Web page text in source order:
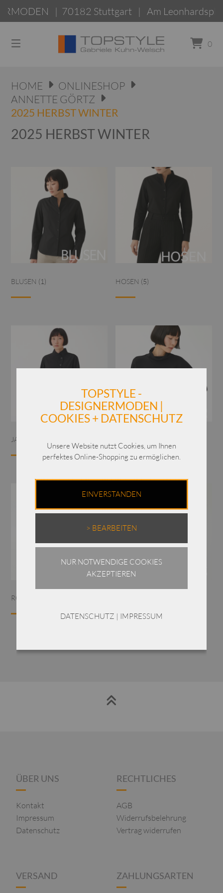
Springen
Inhalt
| 70182 Stuttgart | Am
0
HOME
ONLINESHOP
ANNETTE GÖRTZ
2025 HERBST WINTER
2025 HERBST WINTER
BLUSEN (1) HOSEN (5)
JACKEN
RÖCKE
ÜBER UNS
Kontakt
Impressum
Datenschutz
RECHTLICHES
AGB
Widerrufsbelehrung
Vertrag widerrufen
VERSAND ZAHLUNGSARTEN
TOPSTYLE -
DESIGNERMODEN |
COOKIES + DATENSCHUTZ
Unsere Website nutzt Cookies, um Ihnen
perfektes Online-Shopping zu ermöglichen.
EINVERSTANDEN
> BEARBEITEN
NUR NOTWENDIGE COOKIES
AKZEPTIEREN
DATENSCHUTZ | IMPRESSUM